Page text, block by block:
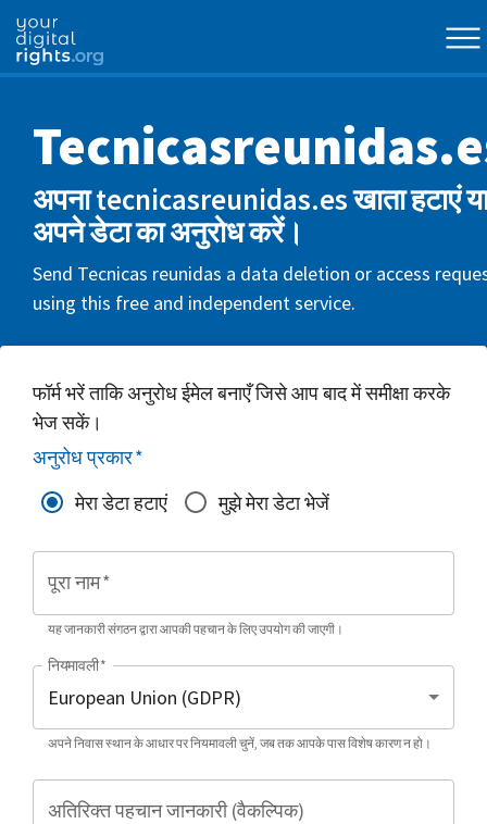
अपना tecnicasreunidas.es खाता हटाएं
अपने डेटा का अनुरोध करें।
Send Tecnicas reunidas a data deletion or access
using this free and independent service.
फॉर्म भरें ताकि अनुरोध ईमेल बनाएँ जिसे आप बाद में समीक्षा करके
भेज सकें।
अनुरोध प्रकार*
मेरा डेटा हटाएं
मुझे मेरा डेटा भेजें
पूरा नाम*
यह जानकारी संगठन द्वारा आपकी पहचान के लिए उपयोग की जाएगी।
नियमावली*
अपने निवास स्थान के आधार पर नियमावली चुनें, जब तक आपके पास विशेष कारण न हो।
अतिरिक्त पहचान जानकारी (वैकल्पिक)